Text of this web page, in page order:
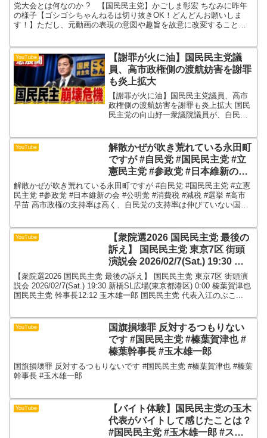
党大会とは何なのか ? 【国民民主党】かごしま彰宏 ちなみに昨年
の様子【ゴシゴシちゃんねるは切り抜きOK！どんどんお願いしま
す！】ただし、元動画の表現の意図や趣旨を故意に改変すること、
YouTube
【謝罪が火に油】国民民主党議
員、高市政権側の渡航妨害を謝罪
も炎上拡大
【謝罪が火に油】国民民主党議員、高市
政権側の渡航妨害を謝罪も炎上拡大 国民
民主党の向山好一衆議院議員が、自民党
ンス」と投稿し、削除・謝罪に追い込ま
れた問題を解説します。...
YouTube
解散かぜが吹き荒れている永田町
ですが #自民党 #国民民主党 #立
憲民主党 #参政党 #日本維新の会
#公明党 #消費税 #減税 #選挙 #高
市早苗
解散かぜが吹き荒れている永田町ですが #自民党 #国民民主党 #立憲
民主党 #参政党 #日本維新の会 #公明党 #消費税 #減税 #選挙 #高市
早苗 高市政権の支持率は高く、自民党の支持率は伸びていない国民
YouTube
【衆院選2026 国民民主党 最後の
訴え】 国民民主党 東京7区 街頭
演説会 2026/02/7(Sat.) 19:30 新
橋SL広場(東京都港区)
【衆院選2026 国民民主党 最後の訴え】 国民民主党 東京7区 街頭演
説会 2026/02/7(Sat.) 19:30 新橋SL広場(東京都港区) 0:00 榛葉賀津也
国民民主党 幹事長12:12 玉木雄一郎 国民民主党 代表入江のぶこ...
YouTube
国旗損壊罪 反対するつもりない
です #国民民主党 #榛葉賀津也 #
榛葉幹事長 #玉木雄一郎
国旗損壊罪 反対するつもりないです #国民民主党 #榛葉賀津也 #榛葉
幹事長 #玉木雄一郎
YouTube
【バイト体験】国民民主党の玉木
代表がバイトして感じたことは？
#国民民主党 #玉木雄一郎 #スキ